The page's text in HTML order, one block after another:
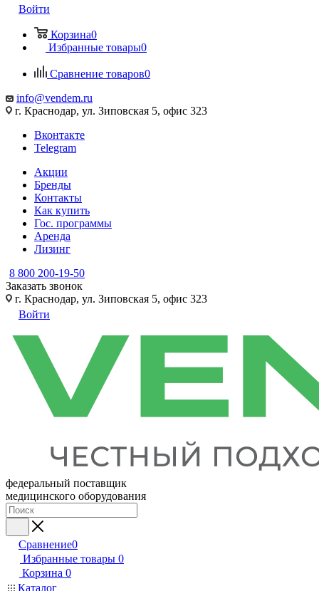
Войти
Корзина0
Избранные товары0
Сравнение товаров0
info@vendem.ru
г. Краснодар, ул. Зиповская 5, офис 323
Вконтакте
Telegram
Акции
Бренды
Контакты
Как купить
Гос. программы
Аренда
Лизинг
8 800 200-19-50
Заказать звонок
г. Краснодар, ул. Зиповская 5, офис 323
Войти
федеральный поставщик
медицинского оборудования
Сравнение0
Избранные товары 0
Корзина 0
Каталог